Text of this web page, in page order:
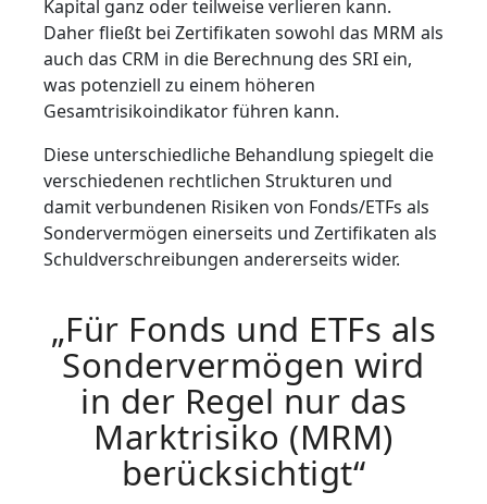
Kapital ganz oder teilweise verlieren kann.
Daher fließt bei Zertifikaten sowohl das MRM als
auch das CRM in die Berechnung des SRI ein,
was potenziell zu einem höheren
Gesamtrisikoindikator führen kann.
Diese unterschiedliche Behandlung spiegelt die
verschiedenen rechtlichen Strukturen und
damit verbundenen Risiken von Fonds/ETFs als
Sondervermögen einerseits und Zertifikaten als
Schuldverschreibungen andererseits wider.
„Für Fonds und ETFs als
Sondervermögen wird
in der Regel nur das
Marktrisiko (MRM)
berücksichtigt“